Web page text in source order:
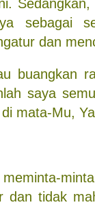
sebagai
dan
buangkan
saya
mata-Mu,
dan tidak